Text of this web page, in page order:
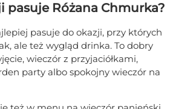
pasuje Różana Chmurka?
pasuje do okazji, przy których
ale też wygląd drinka. To dobry
wieczór z przyjaciółkami,
party albo spokojny wieczór na